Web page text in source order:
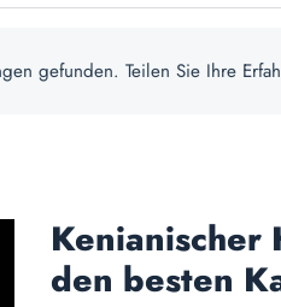
gefunden. Teilen Sie Ihre
Kenianischer
den besten